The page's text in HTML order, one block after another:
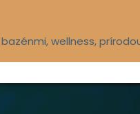
wellness,